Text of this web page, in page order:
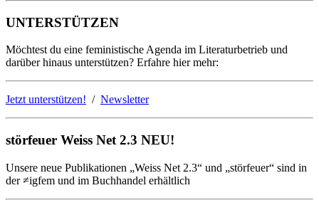
UNTERSTÜTZEN
Möchtest du eine feministische Agenda im Literaturbetrieb und
darüber hinaus unterstützen? Erfahre hier mehr:
Jetzt unterstützen! / Newsletter
störfeuer Weiss Net 2.3 NEU!
Unsere neue Publikationen „Weiss Net 2.3“ und „störfeuer“ sind in
der ≠igfem und im Buchhandel erhältlich